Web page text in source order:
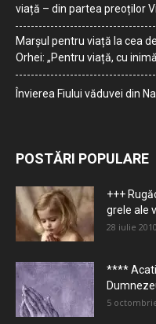
viață – din partea preoților
Marșul pentru viață la cea
Orhei: „Pentru viață, cu
Învierea Fiului văduvei din
POSTĂRI POPULARE
+++
grele ale
28 iulie 2010
****
5